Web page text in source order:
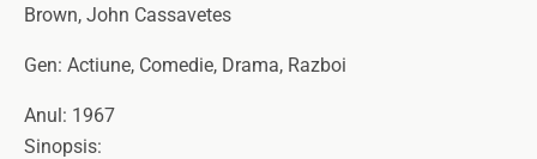
Brown, John Cassavetes
Gen: Actiune, Comedie, Drama, Razboi
Anul: 1967
Sinopsis: